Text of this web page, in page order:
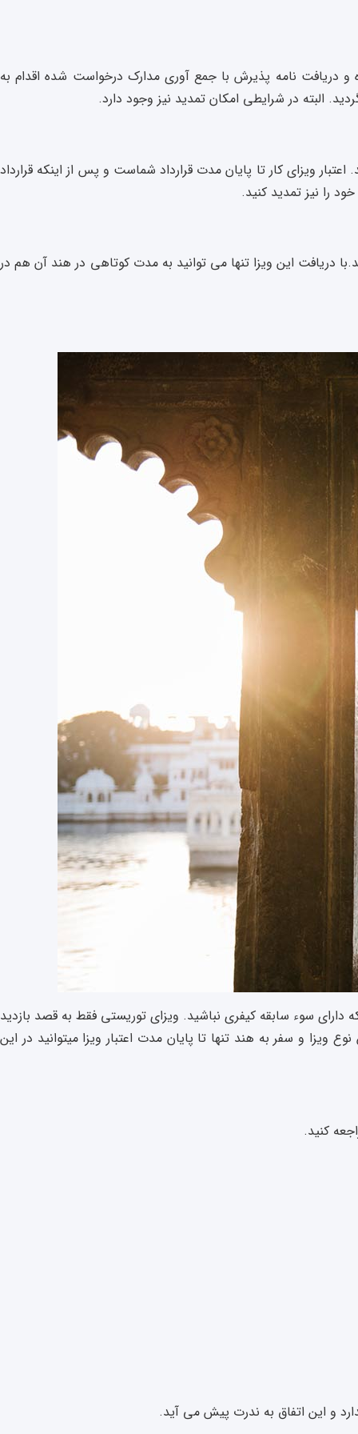
دریافت نامه پذیرش با جمع آوری مدارک درخواست شده اقدام به
البته در شرایطی امکان تمدید نیز وجود دارد.
ویزای کار تا پایان مدت قرارداد شماست و پس از اینکه قرارداد
را نیز تمدید کنید.
دریافت این ویزا تنها می توانید به مدت کوتاهی در هند آن هم در
سوء سابقه کیفری نباشید. ویزای توریستی فقط به قصد بازدید
و سفر به هند تنها تا پایان مدت اعتبار ویزا میتوانید در این
کنید.